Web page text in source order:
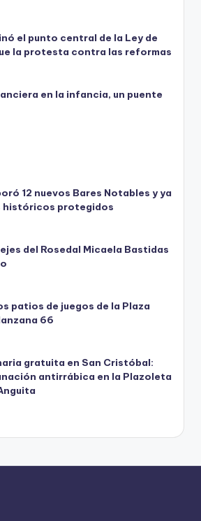
el punto central de la Ley de
la protesta contra las reformas
en la infancia, un puente
12 nuevos Bares Notables y ya
históricos protegidos
del Rosedal Micaela Bastidas
patios de juegos de la Plaza
66
gratuita en San Cristóbal:
antirrábica en la Plazoleta